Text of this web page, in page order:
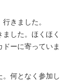
きました。
した。ほくほく
ーに寄っていま
何となく参加し